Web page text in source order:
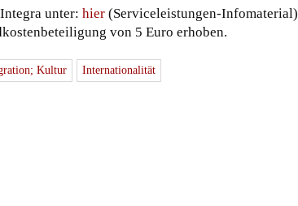
unter: hier (Serviceleistungen-Infomaterial)
von 5 Euro erhoben.
Kultur Internationalität